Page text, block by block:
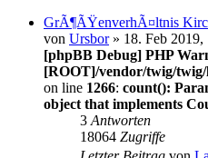
GrÃ¶ÃŸenverhÃ¤ltnis
von Ursbor» 18. Feb 2019,
[phpBB Debug] PHP
[ROOT]/vendor/twig/
on line 1266: count():
object that implements
3 Antworten
18064 Zugriffe